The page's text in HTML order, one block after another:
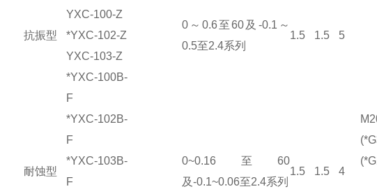
抗振型
YXC-100-Z
*YXC-102-Z
YXC-103-Z
0～0.6至60及-0.1～
0.5至2.4系列
1.5 1.5 5
耐蚀型
*YXC-100B-
F
*YXC-102B-
F
*YXC-103B-
F
0~0.16至60
及-0.1~0.06至2.4系列
1.5 1.5 4